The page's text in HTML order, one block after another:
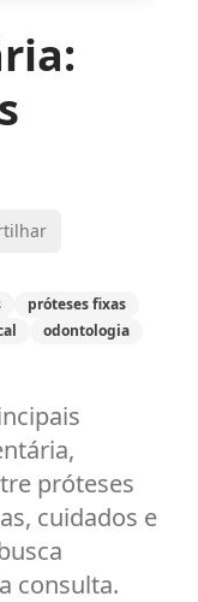
próteses fixas
odontologia
próteses
cuidados e
consulta.